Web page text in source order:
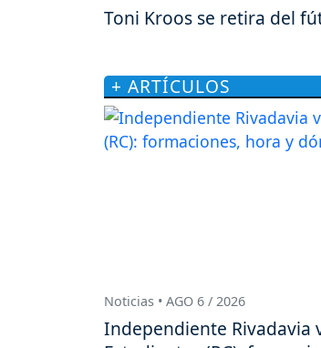
Toni Kroos se retira del
+ ARTÍCULOS
Noticias • AGO 6 / 2026
Independiente Rivadavia